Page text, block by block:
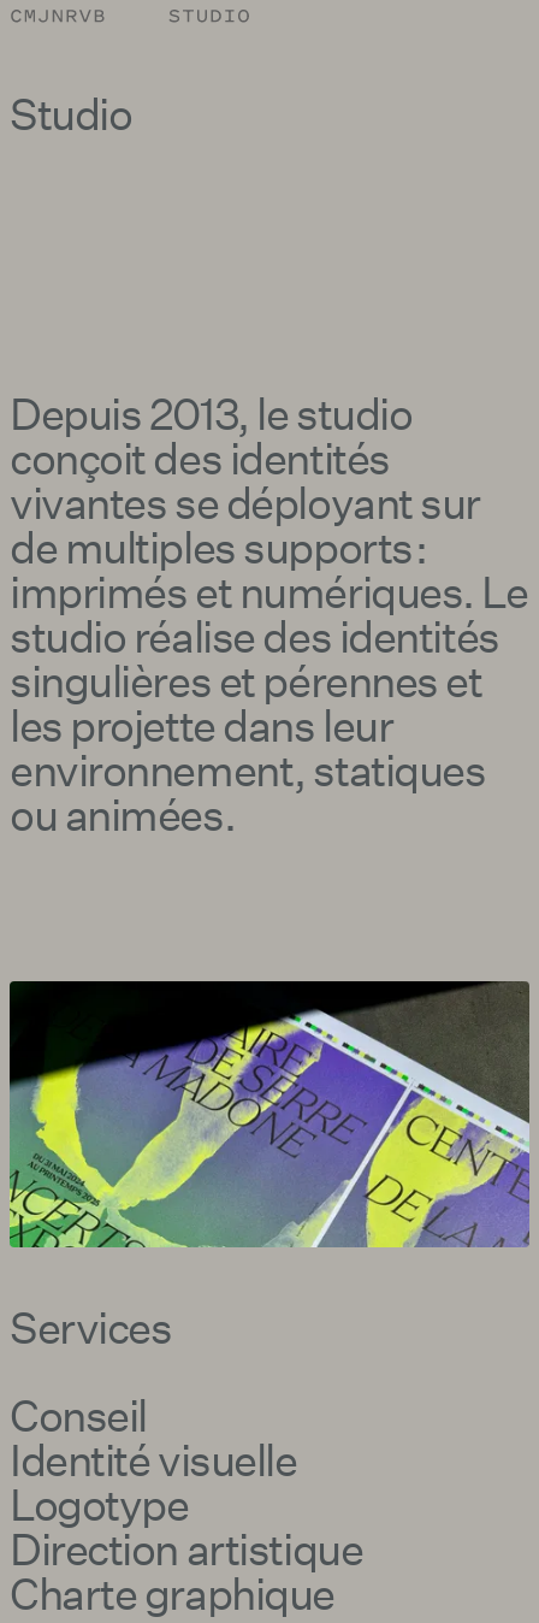
Studio
Depuis 2013, le studio
conçoit des identités
vivantes se déployant sur
de multiples supports :
imprimés et numériques. Le
studio réalise des identités
singulières et pérennes et
les projette dans leur
environnement, statiques
ou animées.
Services
Conseil
Identité visuelle
Logotype
Direction artistique
Charte graphique